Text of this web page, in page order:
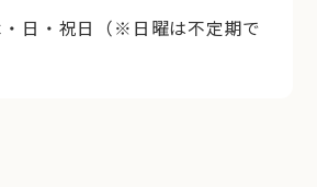
日・祝日（※日曜は不定期で